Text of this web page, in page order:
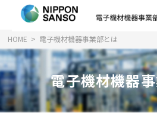
HOME 電子機材機器事業部とは
電子機材機器